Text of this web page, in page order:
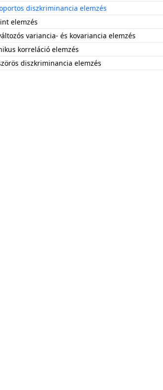
diszkriminancia elemzés
elemzés
variancia- és kovariancia elemzés
korreláció elemzés
diszkriminancia elemzés